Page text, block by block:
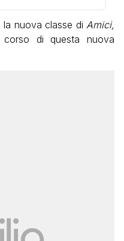
nuova classe di Amici,
di questa nuova